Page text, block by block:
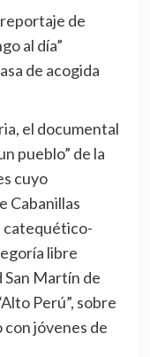
de
al día”
de acogida
el documental
pueblo” de la
cuyo
Cabanillas
catequético-
libre
San Martín de
Perú”, sobre
jóvenes de